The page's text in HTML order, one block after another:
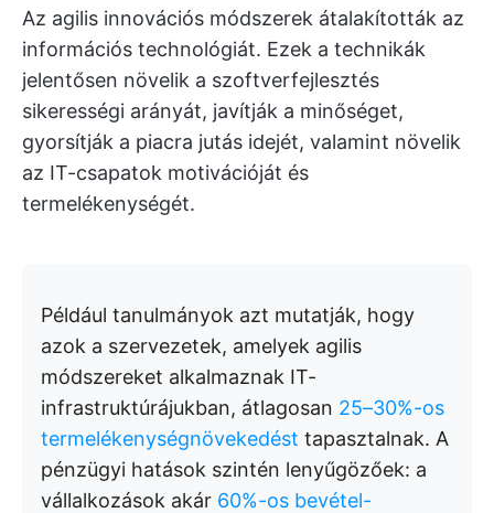
Az agilis innovációs módszerek átalakították az
információs technológiát. Ezek a technikák
jelentősen növelik a szoftverfejlesztés
sikerességi arányát, javítják a minőséget,
gyorsítják a piacra jutás idejét, valamint növelik
az IT-csapatok motivációját és
termelékenységét.
Például tanulmányok azt mutatják, hogy
azok a szervezetek, amelyek agilis
módszereket alkalmaznak IT-
infrastruktúrájukban, átlagosan 25–30%-os
termelékenységnövekedést tapasztalnak. A
pénzügyi hatások szintén lenyűgözőek: a
vállalkozások akár 60%-os bevétel-